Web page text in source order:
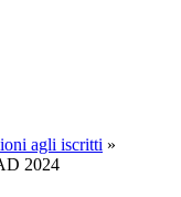
agli iscritti »
2024